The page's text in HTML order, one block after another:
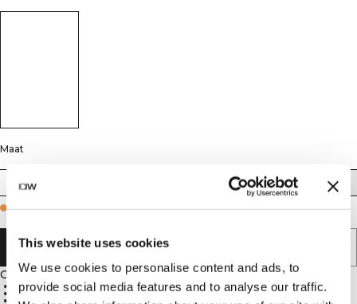
This website uses cookies
We use cookies to personalise content and ads, to
provide social media features and to analyse our traffic.
Maat
XS XL XXL
Few in stock
AAN WINKELWAGENTJE TOEVOEGEN
Omschrijving
65% polyester, 30% katoen, 5% elastaan
Geïntegreerde beha met voorgevormde cups
Ondersteunende band onder de buste